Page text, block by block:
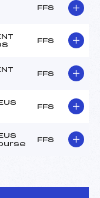
FFS
FFS
FFS
FFS
FFS